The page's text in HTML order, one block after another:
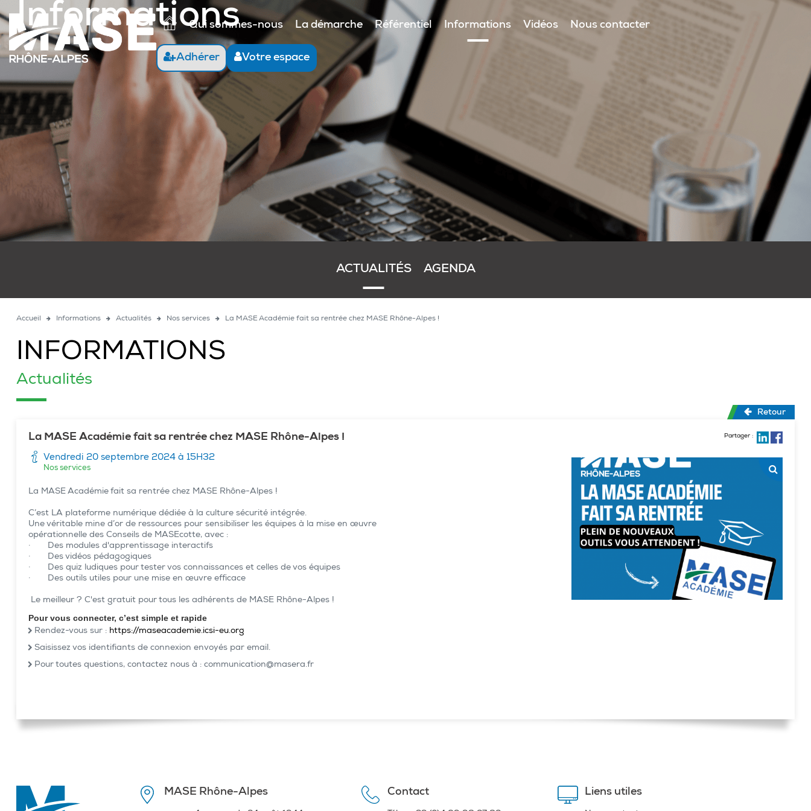
Qui sommes-nous La démarche Référentiel Informations Vidéos Nous contacter
Adhérer Votre espace
Informations
ACTUALITÉS AGENDA
Accueil Informations Actualités Nos services La MASE Académie fait sa rentrée chez MASE Rhône-Alpes !
INFORMATIONS
Actualités
Retour
Partager :
La MASE Académie fait sa rentrée chez MASE Rhône-Alpes !
Vendredi 20 septembre 2024 à 15H32
Nos services
La MASE Académie fait sa rentrée chez MASE Rhône-Alpes !
C’est LA plateforme numérique dédiée à la culture sécurité intégrée.
Une véritable mine d’or de ressources pour sensibiliser les équipes à la mise en œuvre
opérationnelle des Conseils de MASEcotte, avec :
· Des modules d'apprentissage interactifs
· Des vidéos pédagogiques
· Des quiz ludiques pour tester vos connaissances et celles de vos équipes
· Des outils utiles pour une mise en œuvre efficace
Le meilleur ? C'est gratuit pour tous les adhérents de MASE Rhône-Alpes !
Pour vous connecter, c’est simple et rapide
Rendez-vous sur : https://maseacademie.icsi-eu.org
Saisissez vos identifiants de connexion envoyés par email.
Pour toutes questions, contactez nous à : communication@masera.fr
MASE Rhône-Alpes Contact Liens utiles